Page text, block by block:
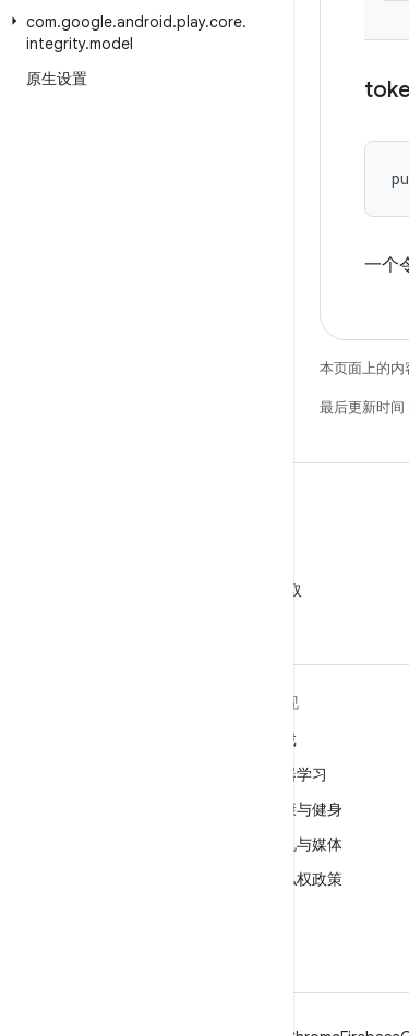
com.google.android.play.core.
integrity.model
原生设置
一个
本页面上的内
最后更新时间
关注 @GooglePlayBiz，获取
发现
游戏
机器学习
健康与健身
相机与媒体
隐私权政策